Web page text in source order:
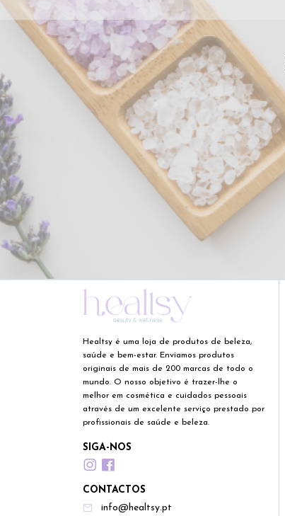
Healtsy é uma loja de produtos de beleza,
saúde e bem-estar. Enviamos produtos
originais de mais de 200 marcas de todo o
mundo. O nosso objetivo é trazer-lhe o
melhor em cosmética e cuidados pessoais
através de um excelente serviço prestado por
profissionais de saúde e beleza.
SIGA-NOS
CONTACTOS
info@healtsy.pt